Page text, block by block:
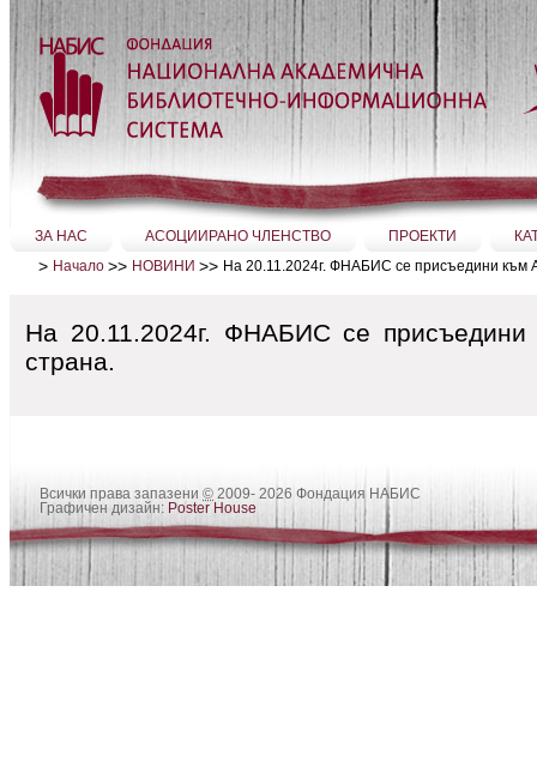
Прескачане
на
съдържание.
Прескачане
навигация
Секции
ЗА НАС АСОЦИИРАНО ЧЛЕНСТВО ПРОЕКТИ
> Начало >> НОВИНИ >> На 20.11.2024г. ФНАБИС се присъедини към
На 20.11.2024г. ФНАБИС се присъедини
страна.
Всички права запазени © 2009- 2026 Фондация НАБИС
Графичен дизайн: Poster House